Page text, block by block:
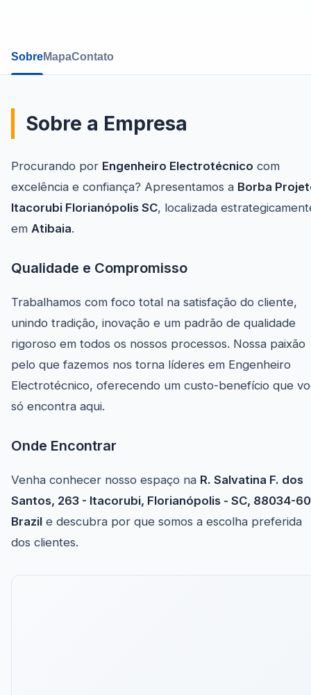
SobreMapaContato
Sobre a Empresa
Procurando por Engenheiro Electrotécnico com
excelência e confiança? Apresentamos a Borba
Itacorubi Florianópolis SC, localizada
em Atibaia.
Qualidade e Compromisso
Trabalhamos com foco total na satisfação do cliente,
unindo tradição, inovação e um padrão de qualidade
rigoroso em todos os nossos processos. Nossa paixão
pelo que fazemos nos torna líderes em Engenheiro
Electrotécnico, oferecendo um custo-benefício que
só encontra aqui.
Onde Encontrar
Venha conhecer nosso espaço na R. Salvatina F. dos
Santos, 263 - Itacorubi, Florianópolis - SC, 88034-
Brazil e descubra por que somos a escolha preferida
dos clientes.